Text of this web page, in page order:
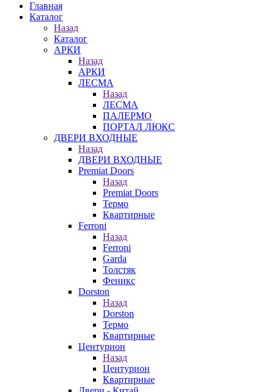
Главная
Каталог
Назад
Каталог
АРКИ
Назад
АРКИ
ЛЕСМА
Назад
ЛЕСМА
ПАЛЕРМО
ПОРТАЛ ЛЮКС
ДВЕРИ ВХОДНЫЕ
Назад
ДВЕРИ ВХОДНЫЕ
Premiat Doors
Назад
Premiat Doors
Термо
Квартирные
Ferroni
Назад
Ferroni
Garda
Толстяк
Феникс
Dorston
Назад
Dorston
Термо
Квартирные
Центурион
Назад
Центурион
Квартирные